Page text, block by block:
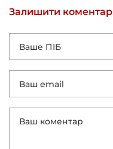
Залишити коментар